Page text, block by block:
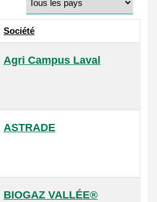
Société
Agri Campus Laval
ASTRADE
BIOGAZ VALLÉE®